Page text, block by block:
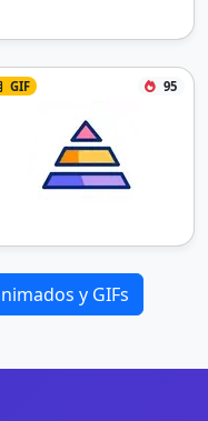
GIF 95
y GIFs